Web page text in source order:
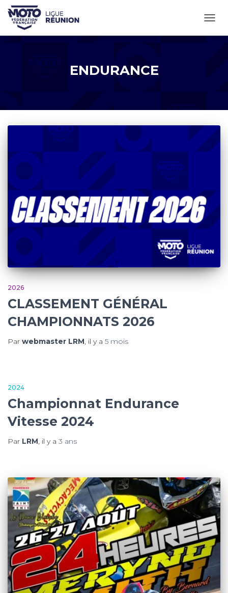
ENDURANCE
2026
CLASSEMENT GÉNÉRAL
CHAMPIONNATS 2026
Par webmaster LRM, il y a 5 mois
2024
Championnat Endurance
Vitesse 2024
Par LRM, il y a 3 ans